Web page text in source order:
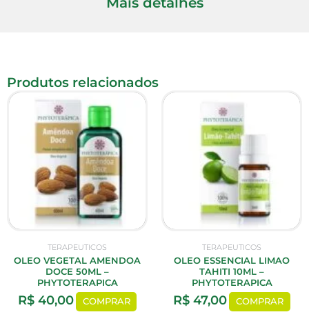
Produtos relacionados
TERAPEUTICOS
OLEO VEGETAL AMENDOA
DOCE 50ML –
PHYTOTERAPICA
R$40,00 COMPRAR
TERAPEUTICOS
OLEO ESSENCIAL LIMAO
TAHITI 10ML –
PHYTOTERAPICA
R$ 47,00 COMPRAR